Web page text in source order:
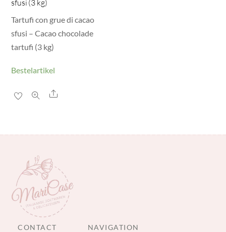
sfusi (3 kg)
Tartufi con grue di cacao
sfusi – Cacao chocolade
tartufi (3 kg)
Bestelartikel
Share
CONTACT NAVIGATION